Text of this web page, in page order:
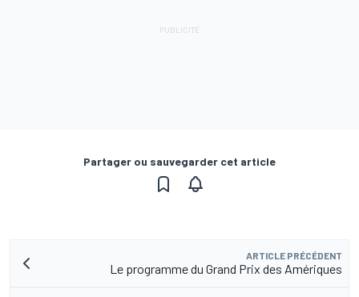
Partager ou sauvegarder cet article
ARTICLE PRÉCÉDENT
Le programme du Grand Prix des Amériques